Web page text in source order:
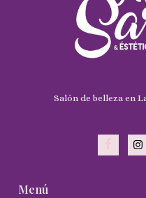
Salón de belleza en
Menú